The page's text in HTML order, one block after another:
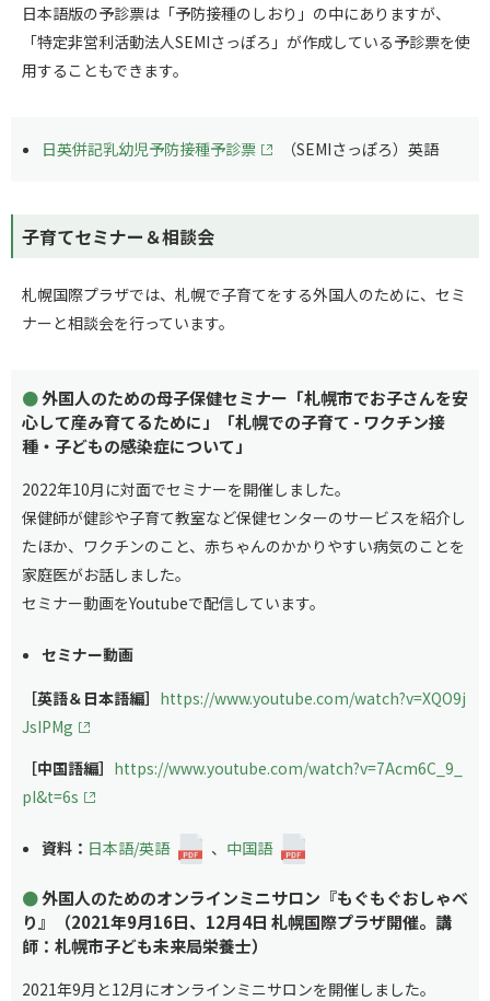
日本語版の予診票は「予防接種のしおり」の中にありますが、
「特定非営利活動法人SEMIさっぽろ」が作成している予診票を使
用することもできます。
日英併記乳幼児予防接種予診票 （SEMIさっぽろ）英語
子育てセミナー＆相談会
札幌国際プラザでは、札幌で子育てをする外国人のために、セミ
ナーと相談会を行っています。
外国人のための母子保健セミナー 「札幌市でお子さんを安
心して産み育てるために」「札幌での子育て - ワクチン接
種・子どもの感染症について」
2022年10月に対面でセミナーを開催しました。
保健師が健診や子育て教室など保健センターのサービスを紹介し
たほか、ワクチンのこと、赤ちゃんのかかりやすい病気のことを
家庭医がお話しました。
セミナー動画をYoutubeで配信しています。
セミナー動画
［英語＆日本語編］ https://www.youtube.com/watch?v=XQO9j
JsIPMg
［中国語編］ https://www.youtube.com/watch?v=7Acm6C_9_
pI&t=6s
資料： 日本語/英語 、 中国語
外国人のためのオンラインミニサロン『もぐもぐおしゃべ
り』
（2021年9月16日、12月4日 札幌国際プラザ開催。講
師：札幌市子ども未来局栄養士）
2021年9月と12月にオンラインミニサロンを開催しました。